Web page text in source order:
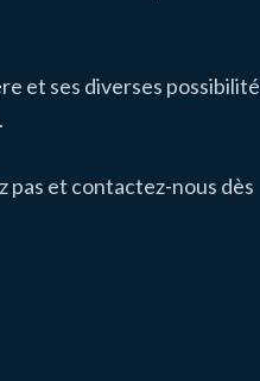
et ses diverses possibilité
pas et contactez-nous dès